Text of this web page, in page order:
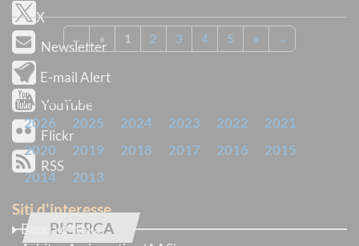
← « 1 2 3 4 5 » →
ARCHIVIO
2026 2025 2024 2023 2022
2021
2020
2019 2018 2017 2016
2015
2014
2013
RICERCA
X
Newsletter
E-mail Alert
YouTube
Flickr
RSS
Siti d'interesse
Banca d’Italia